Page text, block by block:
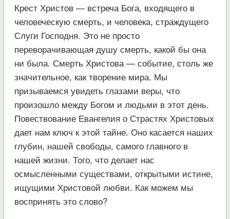
Крест Христов — встреча Бога, входящего в
человеческую смерть, и человека, страждущего
Слуги Господня. Это не просто
переворачивающая душу смерть, какой бы она
ни была. Смерть Христова — событие, столь же
значительное, как творение мира. Мы
призываемся увидеть глазами веры, что
произошло между Богом и людьми в этот день.
Повествование Евангелия о Страстях Христовых
дает нам ключ к этой тайне. Оно касается наших
глубин, нашей свободы, самого главного в
нашей жизни. Того, что делает нас
осмысленными существами, открытыми истине,
ищущими Христовой любви. Как можем мы
воспринять это слово?